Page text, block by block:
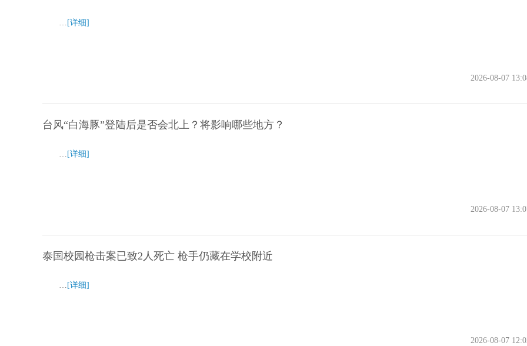
… [详细]
2026-08-07
台风“白海豚”登陆后是否会北上？将影响哪些地方？
… [详细]
2026-08-07
泰国校园枪击案已致2人死亡 枪手仍藏在学校附近
… [详细]
2026-08-07